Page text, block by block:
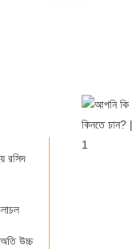
রসিদ
উচ্চ